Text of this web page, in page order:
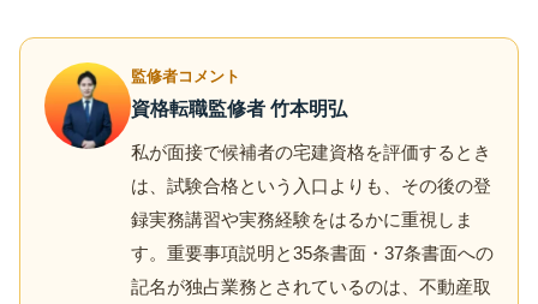
監修者コメント
資格転職監修者 竹本明弘
私が面接で候補者の宅建資格を評価するとき
は、試験合格という入口よりも、その後の登
録実務講習や実務経験をはるかに重視しま
す。重要事項説明と35条書面・37条書面への
記名が独占業務とされているのは、不動産取